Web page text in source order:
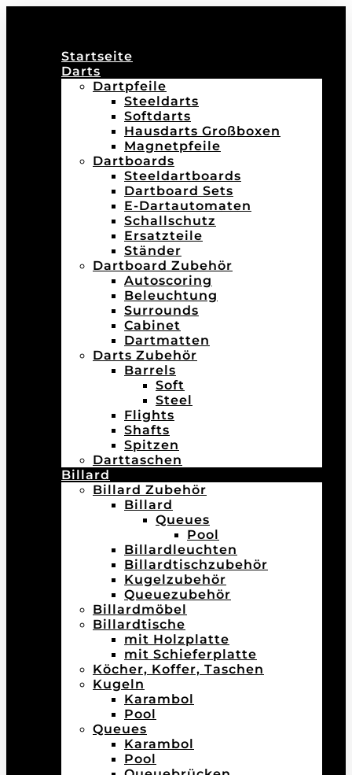
Startseite
Darts
Dartpfeile
Steeldarts
Softdarts
Hausdarts Großboxen
Magnetpfeile
Dartboards
Steeldartboards
Dartboard Sets
E-Dartautomaten
Schallschutz
Ersatzteile
Ständer
Dartboard Zubehör
Autoscoring
Beleuchtung
Surrounds
Cabinet
Dartmatten
Darts Zubehör
Barrels
Soft
Steel
Flights
Shafts
Spitzen
Darttaschen
Billard
Billard Zubehör
Billard
Queues
Pool
Billardleuchten
Billardtischzubehör
Kugelzubehör
Queuezubehör
Billardmöbel
Billardtische
mit Holzplatte
mit Schieferplatte
Köcher, Koffer, Taschen
Kugeln
Karambol
Pool
Queues
Karambol
Pool